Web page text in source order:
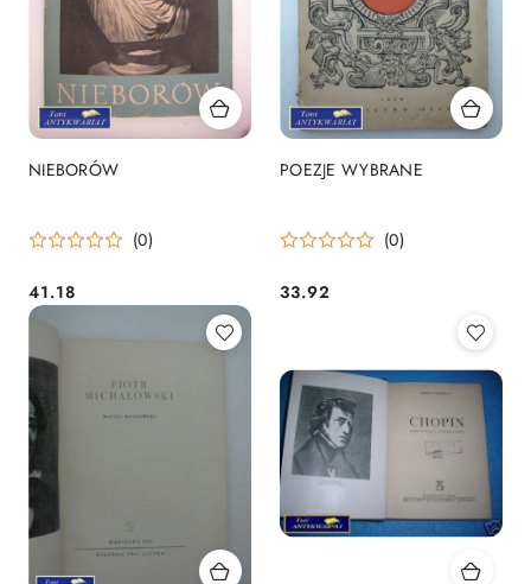
NIEBORÓW
(0)
Cena:
41.18
POEZJE WYBRANE
(0)
Cena:
33.92